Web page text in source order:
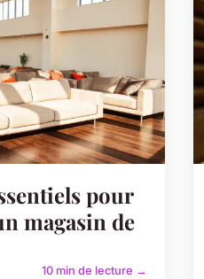
pour
magasin de
10 min de lecture →